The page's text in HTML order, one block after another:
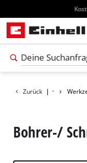
Zurück |
Zubehör
Bohrer-/